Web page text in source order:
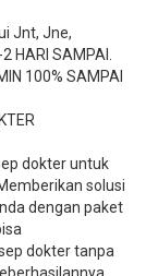
Jnt, Jne,
HARI SAMPAI.
100% SAMPAI
dokter untuk
solusi
dengan paket
dokter tanpa